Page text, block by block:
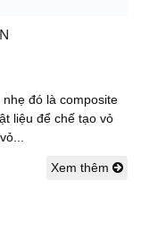
đó là composite
liệu để chế tạo vỏ
Xem thêm